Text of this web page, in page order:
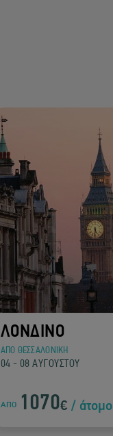
ΛΟΝΔΙΝΟ
ΑΠΟ ΘΕΣΣΑΛΟΝΙΚΗ
04 - 08 ΑΥΓΟΥΣΤΟΥ
ΑΠΟ 1070€ / άτομο